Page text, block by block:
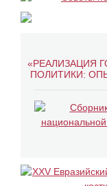
«РЕАЛИЗАЦИЯ
ПОЛИТИКИ: